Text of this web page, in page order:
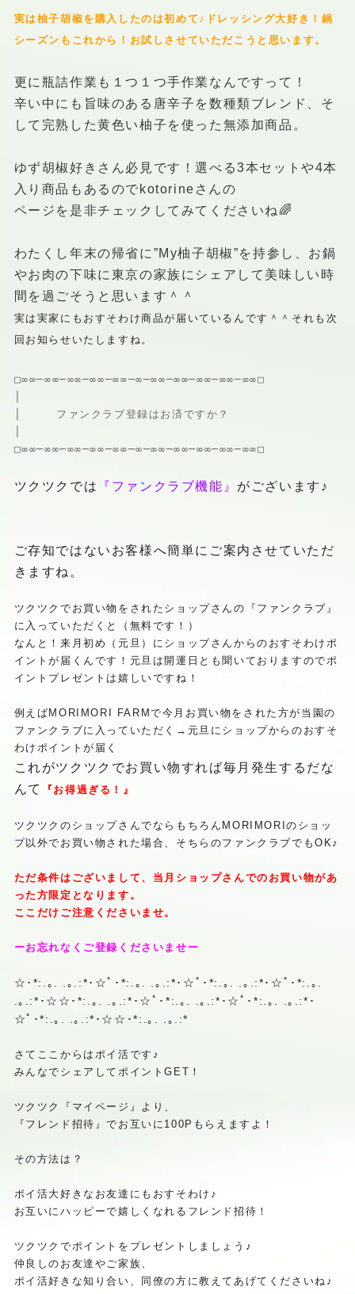
実は柚子胡椒を購入したのは初めて♪ドレッシング大好き！鍋
シーズンもこれから！お試しさせていただこうと思います。
更に瓶詰作業も１つ１つ手作業なんですって！
辛い中にも旨味のある唐辛子を数種類ブレンド、そ
して完熟した黄色い柚子を使った無添加商品。
ゆず胡椒好きさん必見です！選べる3本セットや4本
入り商品もあるのでkotorineさんの
ページを是非チェックしてみてくださいね🌈
わたくし年末の帰省に”My柚子胡椒”を持参し、お鍋
やお肉の下味に東京の家族にシェアして美味しい時
間を過ごそうと思います＾＾
実は実家にもおすそわけ商品が届いているんです＾＾それも次
回お知らせいたしますね。
□∞∞─∞∞─∞∞─∞∞─∞∞─∞─∞∞─∞∞─∞∞─∞∞─∞∞□
│ ファンクラブ登録はお済ですか？
□∞∞─∞∞─∞∞─∞∞─∞∞─∞─∞∞─∞∞─∞∞─∞∞─∞∞□
ツクツクでは 『ファンクラブ機能』 がございます♪
ご存知ではないお客様へ簡単にご案内させていただ
きますね。
ツクツクでお買い物をされたショップさんの『ファンクラブ』
に入 っていただくと（無料です！）
なんと！来月初め（元旦）にショップさんからのおすそわけポ
イントが届くんです！元旦は開運日とも聞いておりますのでポ
イントプレゼントは嬉しいですね！
例えば MORIMORI
FARMで今月お買い物をされた方が当園の
ファンクラブに入って いただく→元旦にショップからのおすそ
わけポイントが届く
これがツクツクでお買い物すれば毎月発生するだな
んて
『お得過ぎる！』
ツクツクのショップさんでならもちろん MORIMORIのショッ
プ以外でお買い物された場合、そちらのファンクラブでもOK♪
ただ条件はございまして、当月ショップさんでのお買い物があ
った 方限定となります。
ここだけご注意くださいませ。
ーお忘れなくご登録くださいませー
☆･*:.｡. .｡.:*･☆ﾟ･*:.｡. .｡.:*･☆ﾟ･*:.｡. .｡.:*･☆ﾟ･*:.｡.
.｡.:*･☆☆･*:.｡. .｡.:*･☆ﾟ･*:.｡. .｡.:*･☆ﾟ･*:.｡. .｡.:*･
☆ﾟ･*:.｡. .｡.:*･☆☆･*:.｡. .｡.:*
さてここからはポイ活です♪
みんなでシェアしてポイントGET！
ツクツク『マイページ』より、
『フレンド招待』でお互いに100Pもらえますよ！
その方法は？
ポイ活大好きなお友達にもおすそわけ♪
お互いにハッピーで嬉しくなれるフレンド招待！
ツクツクでポイントをプレゼントしましょう♪
仲良しのお友達やご家族、
ポイ活好きな知り合い、同僚の方に教えてあげてくださいね♪